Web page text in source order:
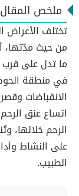
ملخص المقال
تختلف الأعراض
من حيث مدّتها،
ما تدل على قرب
في منطقة
الانقباضات
الرحم خلالها،
على النشاط
الطبيب.